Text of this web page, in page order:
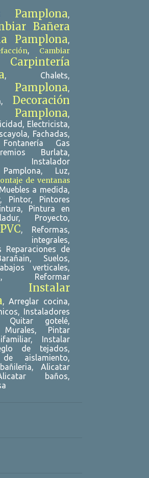
SEVILLA
TARRAGONA
DE HENARES
ALICANTE
SEVILLA
PAMPLONA
ALCALÁ DE HENARES
ALICANTE
ELCHE
GUADALAJARA
PAMPLONA
SEVILLA
Pamplona,
Bañera
Pamplona,
, Cambiar
Carpintería
, Chalets,
Pamplona,
Decoración
,
Electricista,
Fachadas,
Gas
Burlata,
Instalador
Luz,
de ventanas
a medida,
Pintor, Pintores
Pintura en
Proyecto,
, Reformas,
integrales,
Reparaciones de
Suelos,
verticales,
Reformar
Instalar
, Arreglar cocina,
Instaladores
Quitar gotelé,
Murales, Pintar
Instalar
de tejados,
aislamiento,
Alicatar
baños,